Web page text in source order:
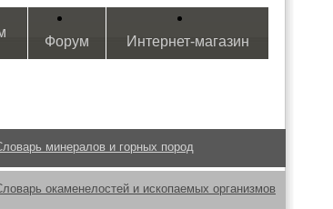
Форум Интернет-магазин
минералов и горных пород
окаменелостей и ископаемых организмов